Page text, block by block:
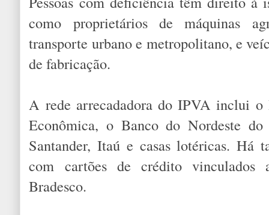
como proprietários de máquinas
transporte urbano e metropolitano, e
de fabricação.
A rede arrecadadora do IPVA inclui
Econômica, o Banco do Nordeste
Santander, Itaú e casas lotéricas. Há
com cartões de crédito
Bradesco.